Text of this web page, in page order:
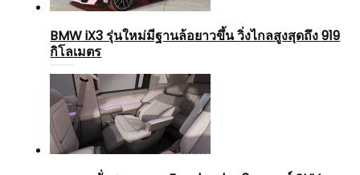
BMW iX3 รุ่นใหม่มีฐานล้อยาวขึ้น วิ่งไกลสูงสุดถึง 919
กิโลเมตร